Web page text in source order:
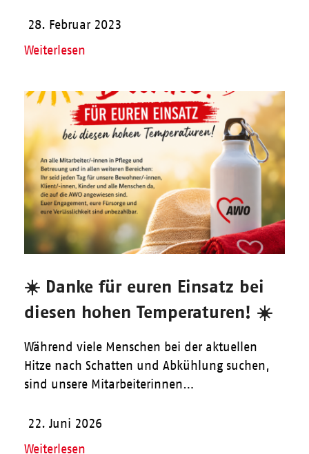
28. Februar 2023
Weiterlesen
☀️ Danke für euren Einsatz bei
diesen hohen Temperaturen! ☀️
Während viele Menschen bei der aktuellen
Hitze nach Schatten und Abkühlung suchen,
sind unsere Mitarbeiterinnen…
22. Juni 2026
Weiterlesen